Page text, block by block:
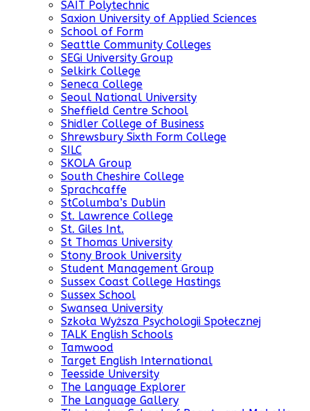
SAIT Polytechnic
Saxion University of Applied Sciences
School of Form
Seattle Community Colleges
SEGi University Group
Selkirk College
Seneca College
Seoul National University
Sheffield Centre School
Shidler College of Business
Shrewsbury Sixth Form College
SILC
SKOLA Group
South Cheshire College
Sprachcaffe
StColumba’s Dublin
St. Lawrence College
St. Giles Int.
St Thomas University
Stony Brook University
Student Management Group
Sussex Coast College Hastings
Sussex School
Swansea University
Szkoła Wyższa Psychologii Społecznej
TALK English Schools
Tamwood
Target English International
Teesside University
The Language Explorer
The Language Gallery